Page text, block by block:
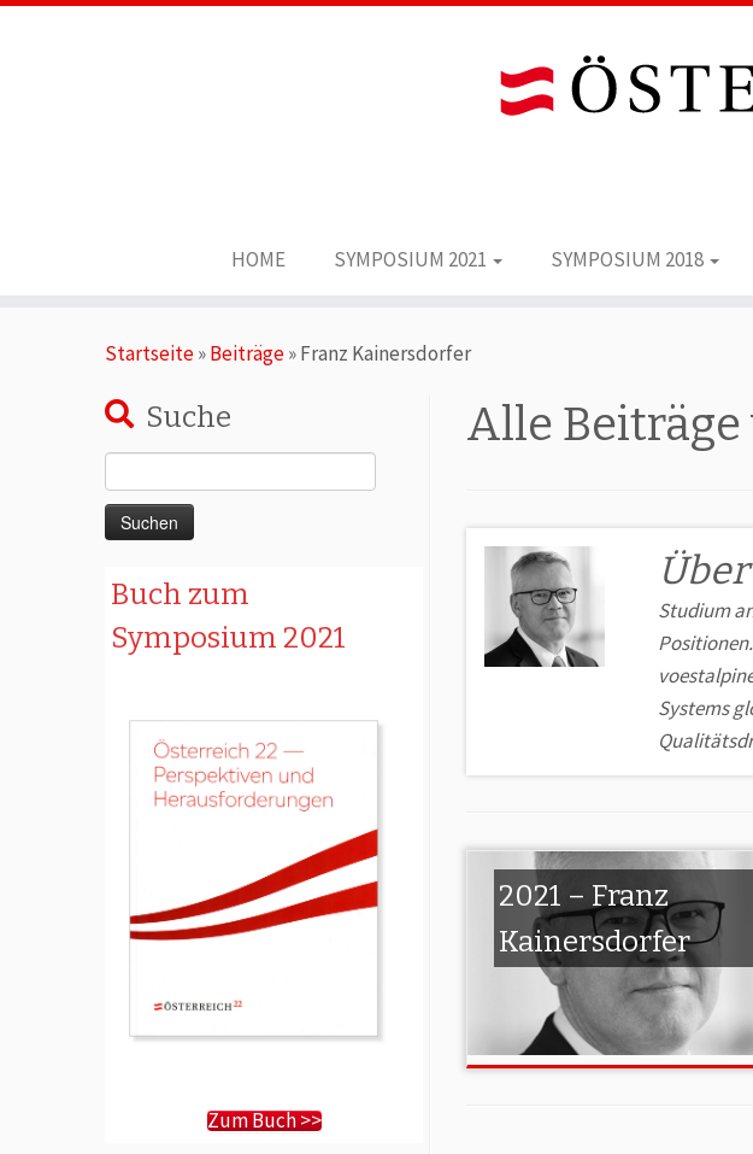
HOME SYMPOSIUM 2021 SYMPOSIUM 2018
Startseite»Beiträge»Franz Kainersdorfer
Suche
nach:
Buch zum
Symposium 2021
Zum Buch >>
Alle Beiträge
Studium
Systems
2021 – Franz
Kainersdorfer